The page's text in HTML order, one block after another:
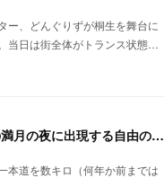
ー、どんぐりずが桐生を舞台に
当日は街全体がトランス状態…
【満月祭】真夏の満月の夜に出現する自由の桃源郷。
本道を数キロ（何年か前までは